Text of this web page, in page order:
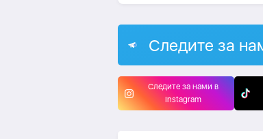
Следите за
Следите за нами в
Instagram